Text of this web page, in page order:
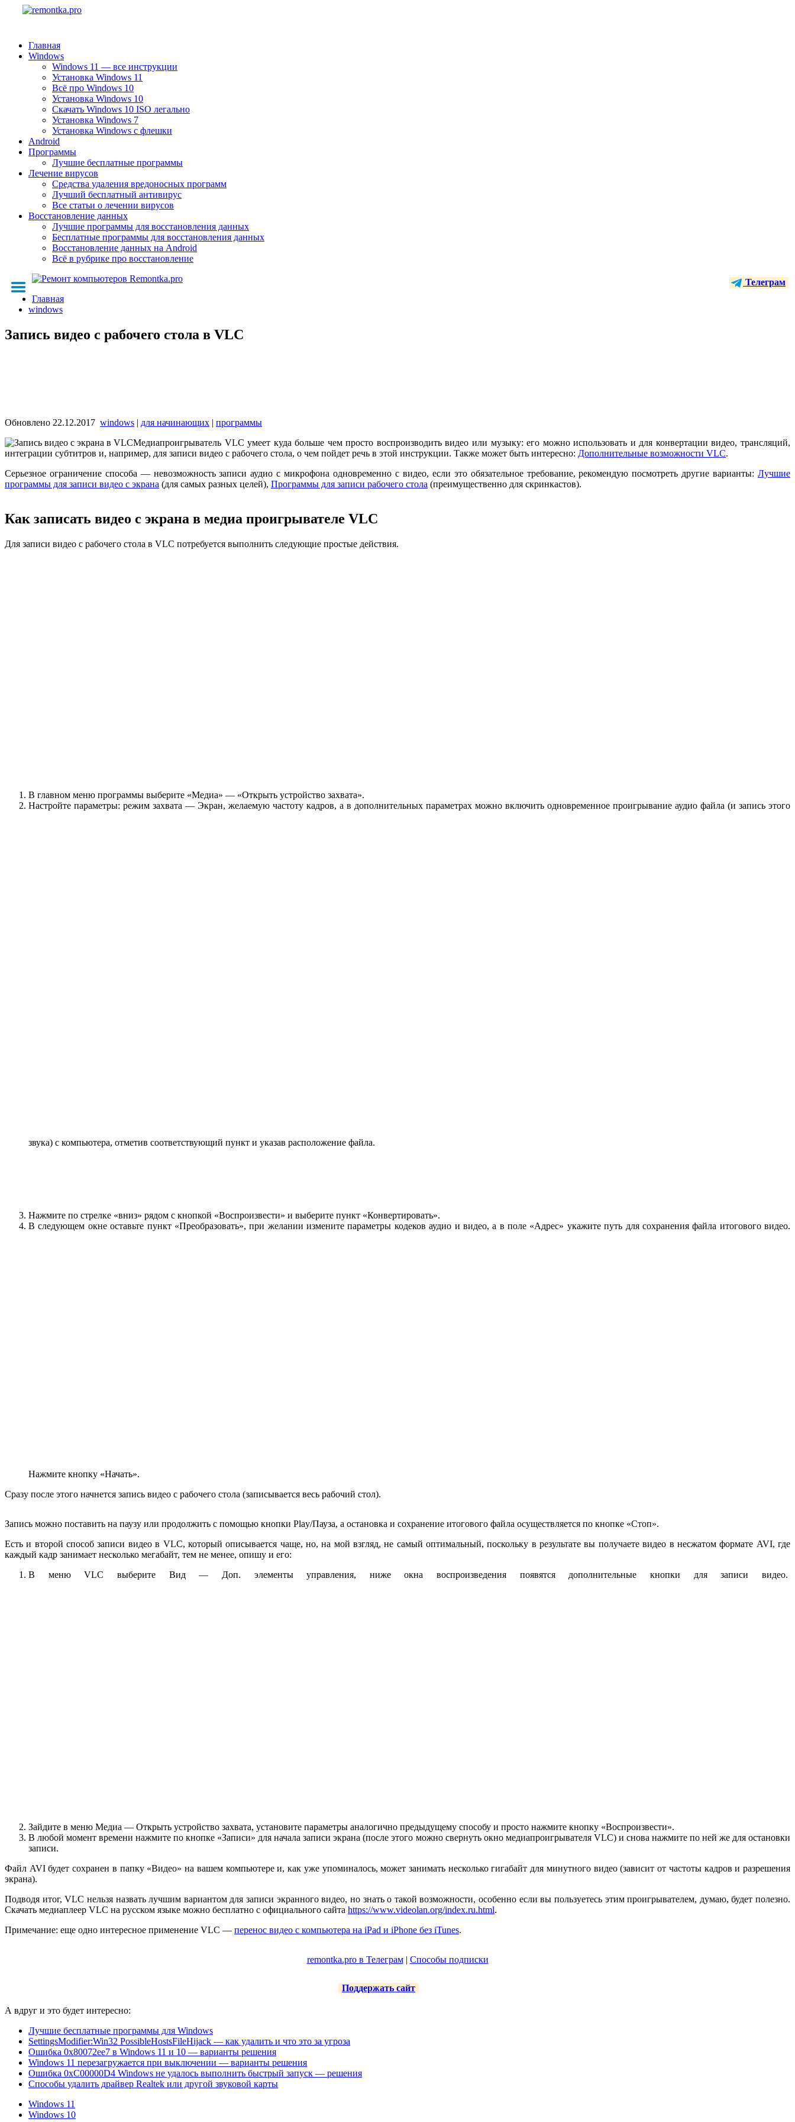
Главная
Windows
Windows 11 — все инструкции
Установка Windows 11
Всё про Windows 10
Установка Windows 10
Скачать Windows 10 ISO легально
Установка Windows 7
Установка Windows с флешки
Android
Программы
Лучшие бесплатные программы
Лечение вирусов
Средства удаления вредоносных программ
Лучший бесплатный антивирус
Все статьи о лечении вирусов
Восстановление данных
Лучшие программы для восстановления данных
Бесплатные программы для восстановления данных
Восстановление данных на Android
Всё в рубрике про восстановление
Телеграм
Главная
windows
Запись видео с рабочего стола в VLC
Обновлено 22.12.2017 windows | для начинающих | программы
Медиапроигрыватель VLC умеет куда больше чем просто воспроизводить видео или музыку: его можно использовать и для конвертации видео, трансляций,
интеграции субтитров и, например, для записи видео с рабочего стола, о чем пойдет речь в этой инструкции. Также может быть интересно: Дополнительные возможности VLC.
Серьезное ограничение способа — невозможность записи аудио с микрофона одновременно с видео, если это обязательное требование, рекомендую посмотреть другие варианты: Лучшие
программы для записи видео с экрана (для самых разных целей), Программы для записи рабочего стола (преимущественно для скринкастов).
Как записать видео с экрана в медиа проигрывателе VLC
Для записи видео с рабочего стола в VLC потребуется выполнить следующие простые действия.
В главном меню программы выберите «Медиа» — «Открыть устройство захвата».
Настройте параметры: режим захвата — Экран, желаемую частоту кадров, а в дополнительных параметрах можно включить одновременное проигрывание аудио файла (и запись этого
звука) с компьютера, отметив соответствующий пункт и указав расположение файла.
Нажмите по стрелке «вниз» рядом с кнопкой «Воспроизвести» и выберите пункт «Конвертировать».
В следующем окне оставьте пункт «Преобразовать», при желании измените параметры кодеков аудио и видео, а в поле «Адрес» укажите путь для сохранения файла итогового видео.
Нажмите кнопку «Начать».
Сразу после этого начнется запись видео с рабочего стола (записывается весь рабочий стол).
Запись можно поставить на паузу или продолжить с помощью кнопки Play/Пауза, а остановка и сохранение итогового файла осуществляется по кнопке «Стоп».
Есть и второй способ записи видео в VLC, который описывается чаще, но, на мой взгляд, не самый оптимальный, поскольку в результате вы получаете видео в несжатом формате AVI, где
каждый кадр занимает несколько мегабайт, тем не менее, опишу и его:
В меню VLC выберите Вид — Доп. элементы управления, ниже окна воспроизведения появятся дополнительные кнопки для записи видео.
Зайдите в меню Медиа — Открыть устройство захвата, установите параметры аналогично предыдущему способу и просто нажмите кнопку «Воспроизвести».
В любой момент времени нажмите по кнопке «Записи» для начала записи экрана (после этого можно свернуть окно медиапроигрывателя VLC) и снова нажмите по ней же для остановки
записи.
Файл AVI будет сохранен в папку «Видео» на вашем компьютере и, как уже упоминалось, может занимать несколько гигабайт для минутного видео (зависит от частоты кадров и разрешения
экрана).
Подводя итог, VLC нельзя назвать лучшим вариантом для записи экранного видео, но знать о такой возможности, особенно если вы пользуетесь этим проигрывателем, думаю, будет полезно.
Скачать медиаплеер VLC на русском языке можно бесплатно с официального сайта https://www.videolan.org/index.ru.html.
Примечание: еще одно интересное применение VLC — перенос видео с компьютера на iPad и iPhone без iTunes.
remontka.pro в Телеграм| Способы подписки
Поддержать сайт
А вдруг и это будет интересно:
Лучшие бесплатные программы для Windows
SettingsModifier:Win32 PossibleHostsFileHijack — как удалить и что это за угроза
Ошибка 0x80072ee7 в Windows 11 и 10 — варианты решения
Windows 11 перезагружается при выключении — варианты решения
Ошибка 0xC00000D4 Windows не удалось выполнить быстрый запуск — решения
Способы удалить драйвер Realtek или другой звуковой карты
Windows 11
Windows 10